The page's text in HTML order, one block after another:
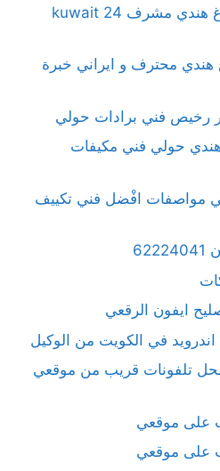
صباغ جدران مشرف صباغ هندي مشرف kuwait 24
محترف و ايراني خبرة
رخيص فني برادات حولي
حولي فني مكيفات
مواصفات افْضل فني تكييف
ايفون الرقعي
في الكويت من الوكيل
محل تلفونات قريب من موقعي
على موقعي
على موقعي